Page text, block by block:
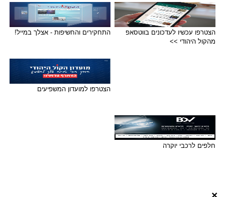
הצטרפו עכשיו לעדכונים בווטסאפ
מהקול היהודי >>
התחקירים והחשיפות - אצלך במייל!
הצטרפו למועדון המשפיעים
חלפים לרכבי יוקרה